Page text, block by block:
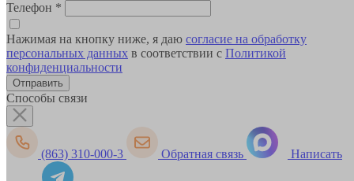
Телефон *
Нажимая на кнопку ниже, я даю согласие на обработку
персональных данных в соответствии с Политикой
конфиденциальности
Способы связи
(863) 310-000-3 Обратная связь Написать